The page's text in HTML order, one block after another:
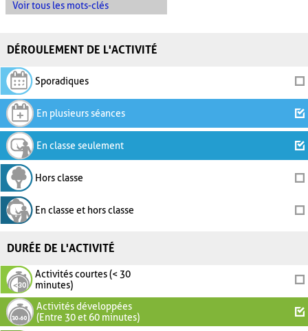
Voir tous les mots-clés
DÉROULEMENT DE L'ACTIVITÉ
Sporadiques
En plusieurs séances
En classe seulement
Hors classe
En classe et hors classe
DURÉE DE L'ACTIVITÉ
Activités courtes (< 30
minutes)
Activités développées
(Entre 30 et 60 minutes)